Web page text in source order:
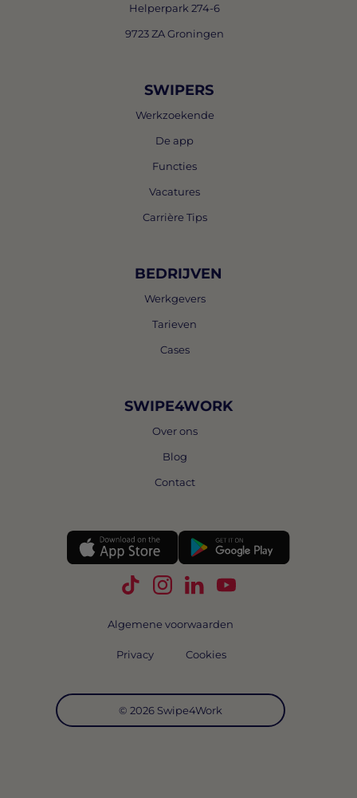
Helperpark 274-6
9723 ZA Groningen
SWIPERS
Werkzoekende
De app
Functies
Vacatures
Carrière Tips
BEDRIJVEN
Werkgevers
Tarieven
Cases
SWIPE4WORK
Over ons
Blog
Contact
Volg Swipe4Work op TikTok
Volg Swipe4Work op
Volg Swipe4Work op
Volg Swipe4Work
© 2026 Swipe4Work
Algemene voorwaarden
Privacy Cookies